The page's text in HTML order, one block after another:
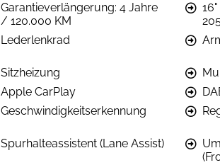
Garantieverlängerung: 4 Jahre
/ 120.000 KM
Lederlenkrad
Sitzheizung
Apple CarPlay
Geschwindigkeitserkennung
Spurhalteassistent (Lane Assist)